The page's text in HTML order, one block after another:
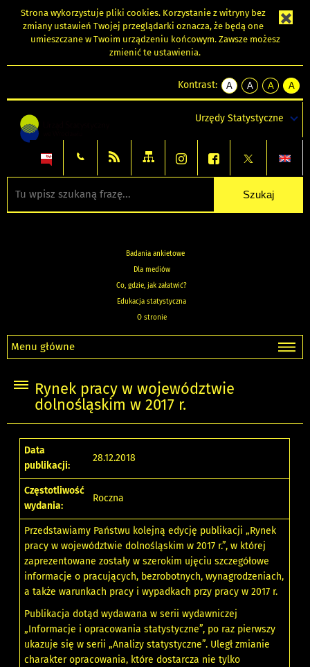
Strona wykorzystuje pliki cookies. Korzystanie z witryny bez
zmiany ustawień Twojej przeglądarki oznacza, że będą one
umieszczane w Twoim urządzeniu końcowym. Zawsze możesz
zmienić te ustawienia.
Kontrast:
A
kontrast
A
kontrast
tekst
czarnym
A
kontrast
tekst
czarnym
A
tekst
żółtym
Urzędy Statystyczne
Badania ankietowe
Dla mediów
Co, gdzie, jak załatwić?
Edukacja statystyczna
O stronie
Menu główne
Rynek pracy w województwie
dolnośląskim w 2017 r.
Data
publikacji:
28.12.2018
Częstotliwość
wydania:
Roczna
Przedstawiamy Państwu kolejną edycję publikacji „Rynek
pracy w województwie dolnośląskim w 2017 r.”, w której
zaprezentowane zostały w szerokim ujęciu szczegółowe
informacje o pracujących, bezrobotnych, wynagrodzeniach,
a także warunkach pracy i wypadkach przy pracy w 2017 r.
Publikacja dotąd wydawana w serii wydawniczej
„Informacje i opracowania statystyczne”, po raz pierwszy
ukazuje się w serii „Analizy statystyczne”. Uległ zmianie
charakter opracowania, które dostarcza nie tylko